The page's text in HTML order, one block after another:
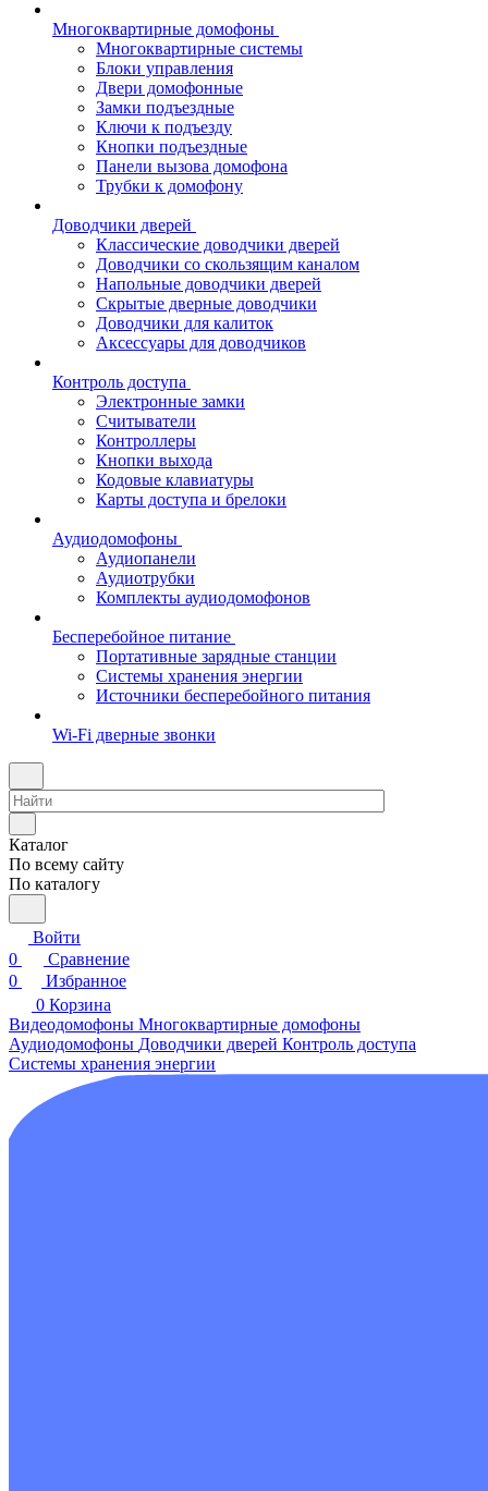
Многоквартирные домофоны
Многоквартирные системы
Блоки управления
Двери домофонные
Замки подъездные
Ключи к подъезду
Кнопки подъездные
Панели вызова домофона
Трубки к домофону
Доводчики дверей
Классические доводчики дверей
Доводчики со скользящим каналом
Напольные доводчики дверей
Скрытые дверные доводчики
Доводчики для калиток
Аксессуары для доводчиков
Контроль доступа
Электронные замки
Считыватели
Контроллеры
Кнопки выхода
Кодовые клавиатуры
Карты доступа и брелоки
Аудиодомофоны
Аудиопанели
Аудиотрубки
Комплекты аудиодомофонов
Бесперебойное питание
Портативные зарядные станции
Системы хранения энергии
Источники бесперебойного питания
Wi-Fi дверные звонки
Каталог
По всему сайту
По каталогу
Войти
0
Сравнение
0
Избранное
0 Корзина
Видеодомофоны Многоквартирные домофоны
Аудиодомофоны Доводчики дверей Контроль доступа
Системы хранения энергии